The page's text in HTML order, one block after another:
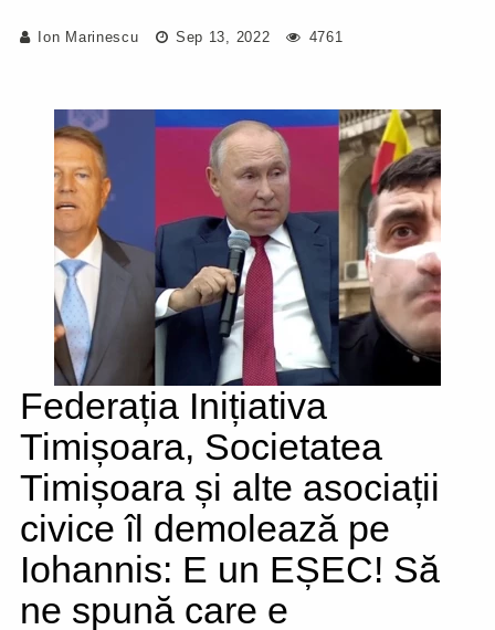
Ion Marinescu Sep 13, 2022 4761
Federația Inițiativa
Timișoara, Societatea
Timișoara și alte asociații
civice îl demolează pe
Iohannis: E un EȘEC! Să
ne spună care e